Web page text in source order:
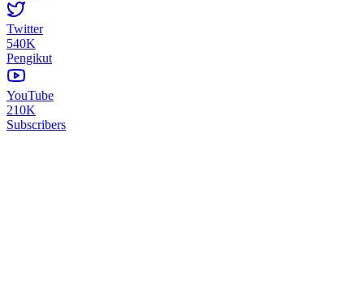
Twitter
540K
Pengikut
YouTube
210K
Subscribers